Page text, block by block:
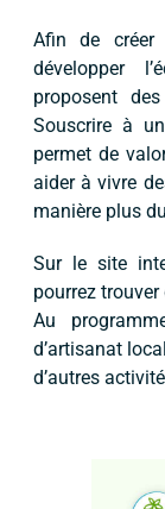
Afin de
développer
proposent
Souscrire à
permet de
aider à vivre
manière plus
Sur le site
pourrez
Au
d’artisanat
d’autres